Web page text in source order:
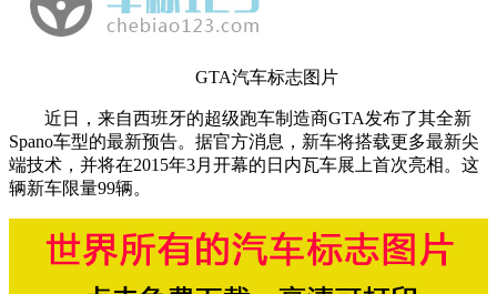
GTA汽车标志图片
近日，来自西班牙的超级跑车制造商GTA发布了其全新
Spano车型的最新预告。据官方消息，新车将搭载更多最新尖
端技术，并将在2015年3月开幕的日内瓦车展上首次亮相。这
辆新车限量99辆。